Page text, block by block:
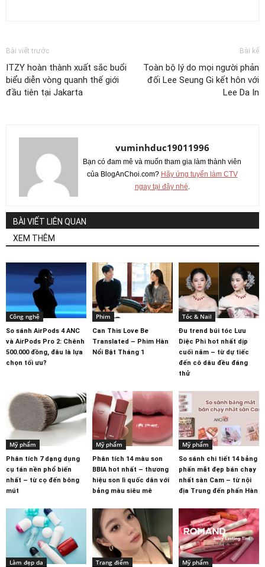
Bài viết trước
ITZY hoàn thành xuất sắc buổi
biểu diễn vòng quanh thế giới
đầu tiên tại Jakarta
Bài kế
Toàn bộ lý do mọi người phản
đối Lee Seung Gi kết hôn với
Lee Da In
vuminhduc19011996
Bạn có đam mê và muốn tham gia làm thành viên
của BlogAnChoi.com? Hãy ứng tuyển làm CTV
ngay tại đây nhé.
BÀI VIẾT LIÊN QUAN
XEM THÊM
Công nghệ
So sánh AirPods 4 ANC
và AirPods Pro 2: Chênh
500.000 đồng, đâu là lựa
chọn tối ưu?
Phim
Can This Love Be
Translated – Phim Hàn
Nổi Bật Tháng 1
Tóc & Nail
Đu trend búi tóc Lưu
Diệc Phi hot nhất dịp
cuối năm – từ dự tiếc
đến cô dâu đều đáng
thử
Mỹ phẩm
Phân tích 7 dạng dụng
cụ tán nền phổ biến
nhất – từ cọ đến bông
mút
Mỹ phẩm
Phân tích 14 màu son
BBIA hot nhất – thương
hiệu son lì quốc dân với
bảng màu siêu mê
Mỹ phẩm
So sánh chi tiết 14 bảng
phấn mắt đẹp bán chạy
nhất sàn Cam – từ nội
địa Trung đến phấn Hàn
Làm đẹp da Trang điểm Mỹ phẩm